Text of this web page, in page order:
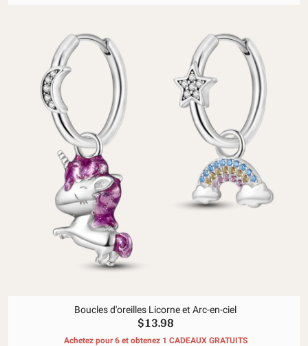
Boucles d'oreilles Licorne et Arc-en-ciel
$13.98
Achetez pour 6 et obtenez 1 CADEAUX GRATUITS